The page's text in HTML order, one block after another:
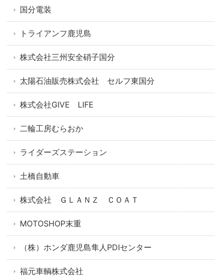
国分電装
トライアンフ鹿児島
株式会社三州安全硝子国分
太陽石油販売株式会社 セルフ東国分
株式会社GIVE LIFE
二輪工房むらおか
ライダーズステーション
土橋自動車
株式会社 ＧＬＡＮＺ ＣＯＡＴ
MOTOSHOP末重
（株）ホンダ鹿児島隼人PDIセンター
福元車輌株式会社